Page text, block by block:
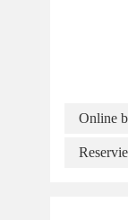
Online